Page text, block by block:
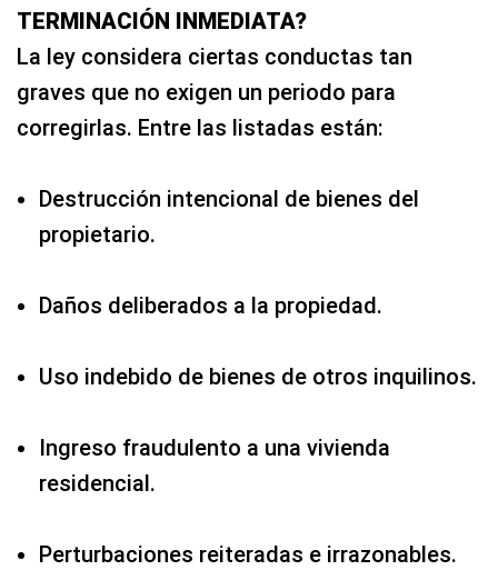
TERMINACIÓN INMEDIATA?
La ley considera ciertas conductas tan
graves que no exigen un periodo para
corregirlas. Entre las listadas están:
Destrucción intencional de bienes del
propietario.
Daños deliberados a la propiedad.
Uso indebido de bienes de otros inquilinos.
Ingreso fraudulento a una vivienda
residencial.
Perturbaciones reiteradas e irrazonables.